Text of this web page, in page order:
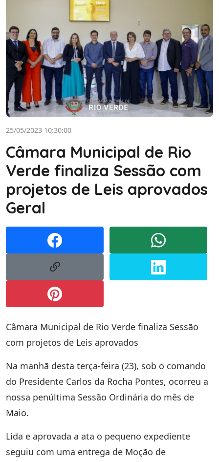
25/05/2023 10:30:00
Câmara Municipal de Rio
Verde finaliza Sessão com
projetos de Leis aprovados
Geral
Câmara Municipal de Rio Verde finaliza Sessão
com projetos de Leis aprovados
Na manhã desta terça-feira (23), sob o comando
do Presidente Carlos da Rocha Pontes, ocorreu a
nossa penúltima Sessão Ordinária do mês de
Maio.
Lida e aprovada a ata o pequeno expediente
seguiu com uma entrega de Moção de